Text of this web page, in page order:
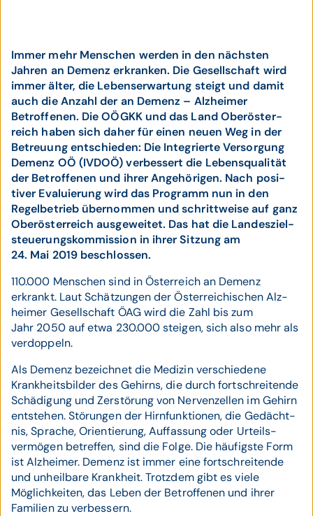
Immer mehr Menschen werden in den nächsten
Jahren an Demenz erkranken. Die Gesell­schaft wird
immer älter, die Lebens­erwartung steigt und damit
auch die Anzahl der an Demenz – Alz­heimer
Betroffenen. Die OÖGKK und das Land Ober­öster­
reich haben sich daher für einen neuen Weg in der
Betreuung entschieden: Die Inte­grierte Versorgung
Demenz OÖ (IVDOÖ) ver­bessert die Lebens­qualität
der Betrof­fenen und ihrer Ange­hörigen. Nach posi­
tiver Evalu­ierung wird das Programm nun in den
Regel­betrieb über­nommen und schritt­weise auf ganz
Ober­öster­reich ausge­weitet. Das hat die Landes­ziel­
steuerungs­kommission in ihrer Sitzung am
24. Mai 2019 beschlossen.
110.000 Menschen sind in Österreich an Demenz
erkrankt. Laut Schätzungen der Öster­rei­chischen Alz­
heimer Gesell­schaft ÖAG wird die Zahl bis zum
Jahr 2050 auf etwa 230.000 steigen, sich also mehr als
verdoppeln.
Als Demenz bezeichnet die Medizin verschie­dene
Krank­heits­bilder des Gehirns, die durch fort­schrei­tende
Schädi­gung und Zer­störung von Nerven­zellen im Gehirn
ent­stehen. Störungen der Hirn­funk­tionen, die Gedächt­
nis, Sprache, Orien­tierung, Auf­fassung oder Urteils­
vermögen betreffen, sind die Folge. Die häufigste Form
ist Alz­heimer. Demenz ist immer eine fort­schrei­tende
und unheil­bare Krank­heit. Trotz­dem gibt es viele
Möglich­keiten, das Leben der Betrof­fenen und ihrer
Familien zu verbessern.